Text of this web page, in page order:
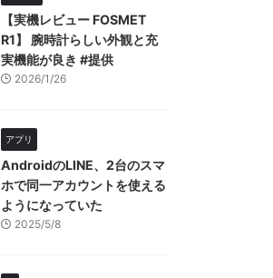
【実機レビュー FOSMET
R1】 腕時計らしい外観と充
実機能が良き #提供
2026/1/26
アプリ
AndroidのLINE、2台のスマ
ホで同一アカウントを使える
ようになっていた
2025/5/8